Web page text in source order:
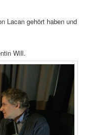
Lacan gehört haben und
Will.